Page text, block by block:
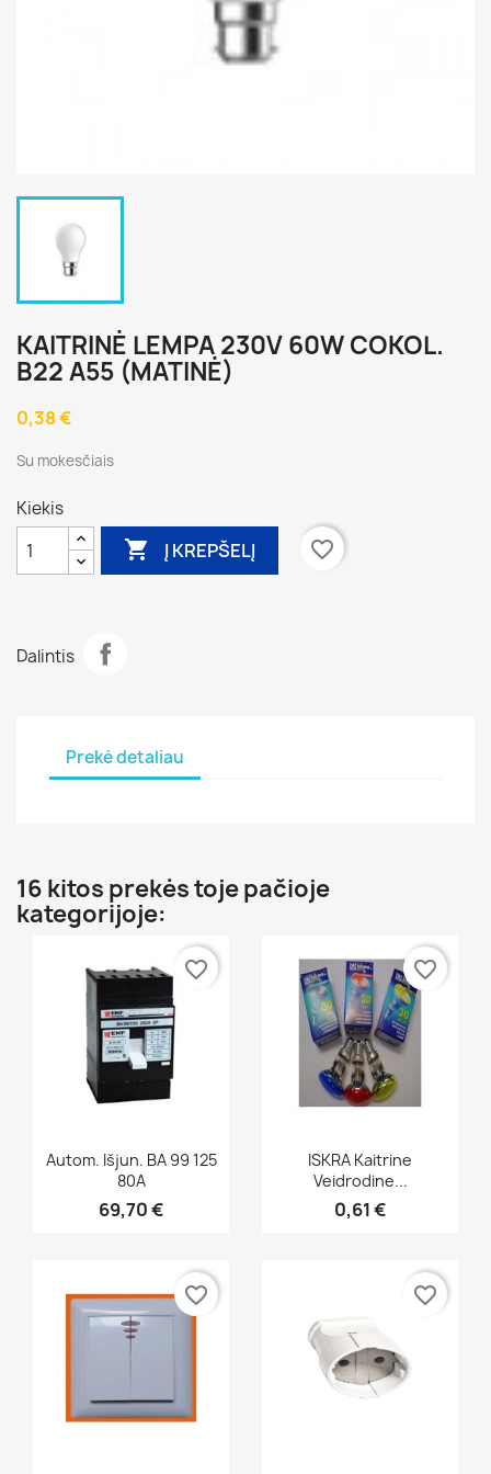
KAITRINĖ LEMPA 230V 60W COKOL.
B22 A55 (MATINĖ)
0,38 €
Su mokesčiais
Kiekis
 Į KREPŠELĮ favorite_border
Dalintis
Prekė detaliau
16 kitos prekės toje pačioje
kategorijoje:
Greita peržiūra
Autom. Išjun. BA 99 125
80A
69,70 €
favorite_border
Greita peržiūra
ISKRA Kaitrine
Veidrodine...
0,61 €
favorite_border
favorite_border favorite_border